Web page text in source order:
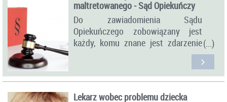
maltretowanego - Sąd Opiekuńczy
Do zawiadomienia Sądu
Opiekuńczego zobowiązany jest
każdy, komu znane jest zdarzenie
uzasadniające wszczęcie
postępowania z urzędu, na
przykład, kiedy rodzice nie
Lekarz wobec problemu dziecka